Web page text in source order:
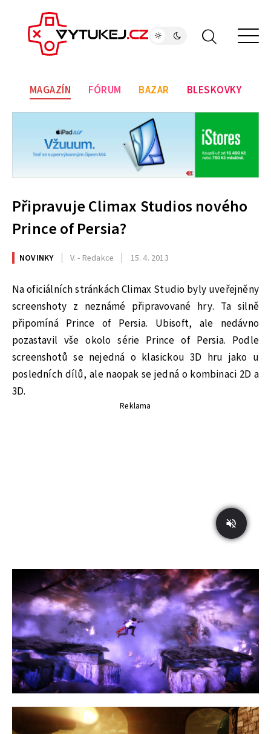
MAGAZÍN FÓRUM BAZAR BLESKOVKY
Připravuje Climax Studios nového
Prince of Persia?
NOVINKY V. - Redakce 15. 4. 2013
Na oficiálních stránkách Climax Studio byly uveřejněny
screenshoty z neznámé připravované hry. Ta silně
připomíná Prince of Persia. Ubisoft, ale nedávno
pozastavil vše okolo série Prince of Persia. Podle
screenshotů se nejedná o klasickou 3D hru jako u
posledních dílů, ale naopak se jedná o kombinaci 2D a
3D.
Reklama